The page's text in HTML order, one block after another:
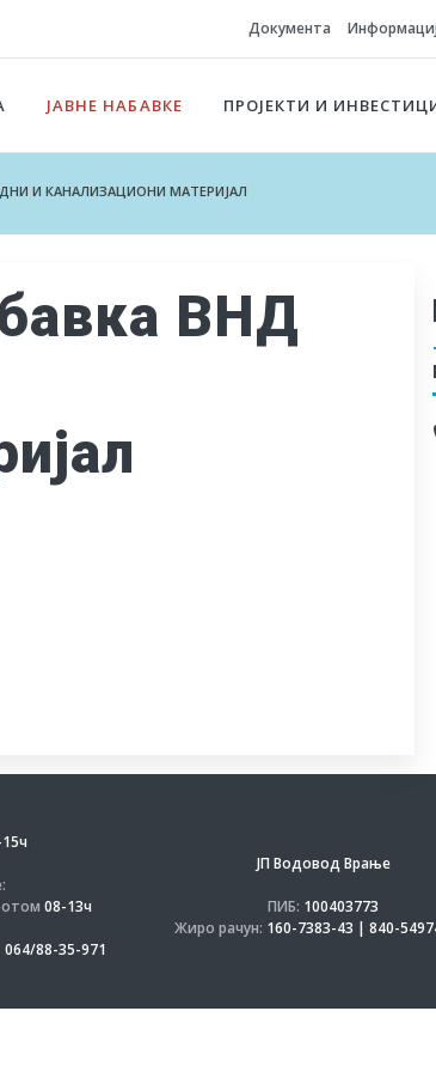
Документа
ЈАВНЕ НАБАВКЕ ПРОЈЕКТИ И
И КАНАЛИЗАЦИОНИ МАТЕРИЈАЛ
ВНД
08-13ч
064/88-35-971
ЈП Водовод Врање
ПИБ: 100403773
Жиро рачун: 160-7383-43 | 840-